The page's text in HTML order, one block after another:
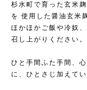
杉水町で育った玄米
を 使用した醤油玄米
ほかほかご飯や冷奴
召し上がりください。
ひと手間ふた手間、
に、ひとさじ加えて